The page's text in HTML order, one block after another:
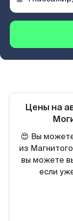
Цены на
😍 Вы
из
вы можете
если